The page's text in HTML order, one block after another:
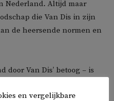
Nederland. Altijd maar
die Van Dis in zijn
de heersende normen en
door Van Dis’ betoog – is
wereld. Een
en vergelijkbare